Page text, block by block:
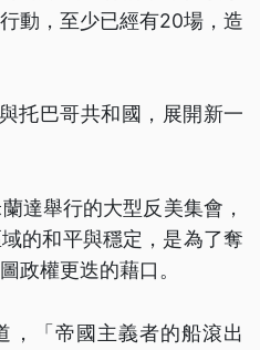
動，至少已經有20場，造
托巴哥共和國，展開新一
達舉行的大型反美集會，
的和平與穩定，是為了奪
政權更迭的藉口。
，「帝國主義者的船滾出